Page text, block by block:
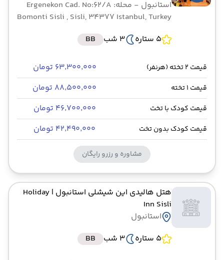
استانبول
- محله: Ergenekon Cad. No:62/A
Bomonti Sisli , Sisli, 34377 Istanbul, Turkey
5 ستاره
3 شب BB
قیمت 2 تخته (هرنفر) ۶۳٬۳۰۰٬۰۰۰ تومان
قیمت 1 تخته ۸۸٬۵۰۰٬۰۰۰ تومان
قیمت کودک با تخت ۴۶٬۷۰۰٬۰۰۰ تومان
قیمت کودک بدون تخت ۴۲٬۴۹۰٬۰۰۰ تومان
مشاوره و رزرو رایگان
هتل هالیدی این شیشلی استانبول | Holiday
Inn Sisli
استانبول
5 ستاره
3 شب BB